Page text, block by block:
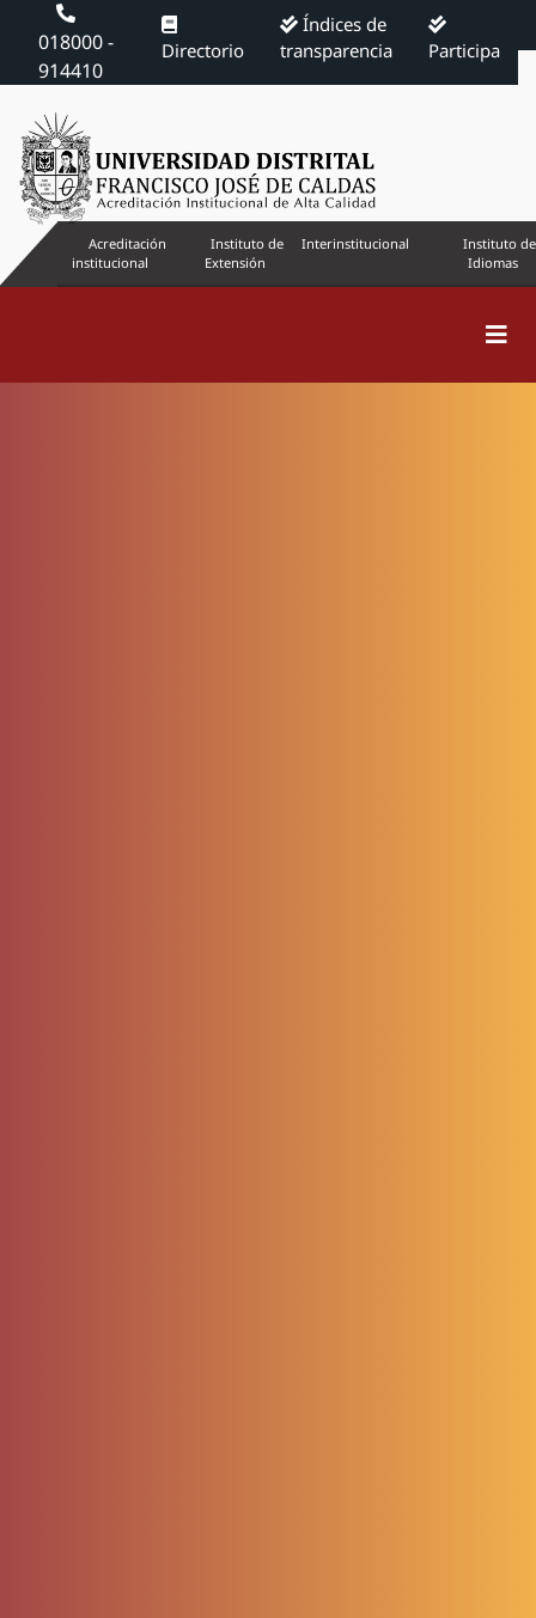
018000 -
914410
Directorio
Índices de
transparencia
Participa
Acreditación
institucional
Instituto de
Extensión
Interinstitucional
Instituto de
Idiomas